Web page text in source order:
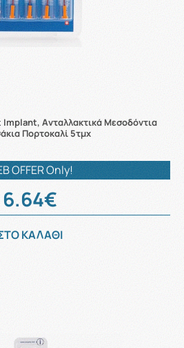
Aνταλλακτικά Μεσοδόντια
Πορτοκαλί 5τμχ
OFFER Only!
6.64€
ΚΑΛΑΘΙ